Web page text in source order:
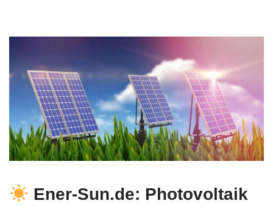
Ener-Sun.de: Photovoltaik